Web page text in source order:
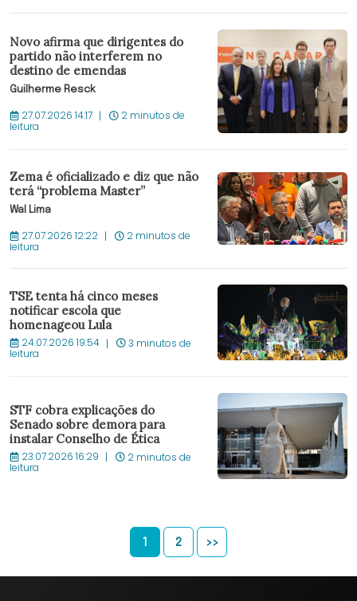
Novo afirma que dirigentes do
partido não interferem no
destino de emendas
Guilherme Resck
27.07.2026 14:17 2 minutos de
leitura
Zema é oficializado e diz que não
terá “problema Master”
Wal Lima
27.07.2026 12:22 2 minutos de
leitura
TSE tenta há cinco meses
notificar escola que
homenageou Lula
24.07.2026 19:54 3 minutos de
leitura
STF cobra explicações do
Senado sobre demora para
instalar Conselho de Ética
23.07.2026 16:29 2 minutos de
leitura
1 2 >>